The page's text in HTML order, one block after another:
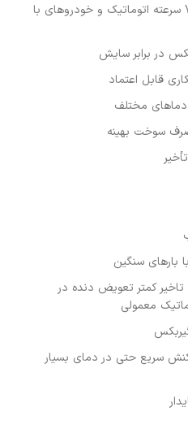
مناسب برای گیربکس‌های 7 سرعته اتوماتیک و خودروهای با
در برابر سایش
قابل اعتماد
مختلف
سوخت بهینه
بارهای سنگین
کمتر تعویض دنده در
سریع حتی در دمای بسیار